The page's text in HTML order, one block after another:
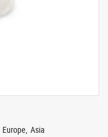
Europe Asia